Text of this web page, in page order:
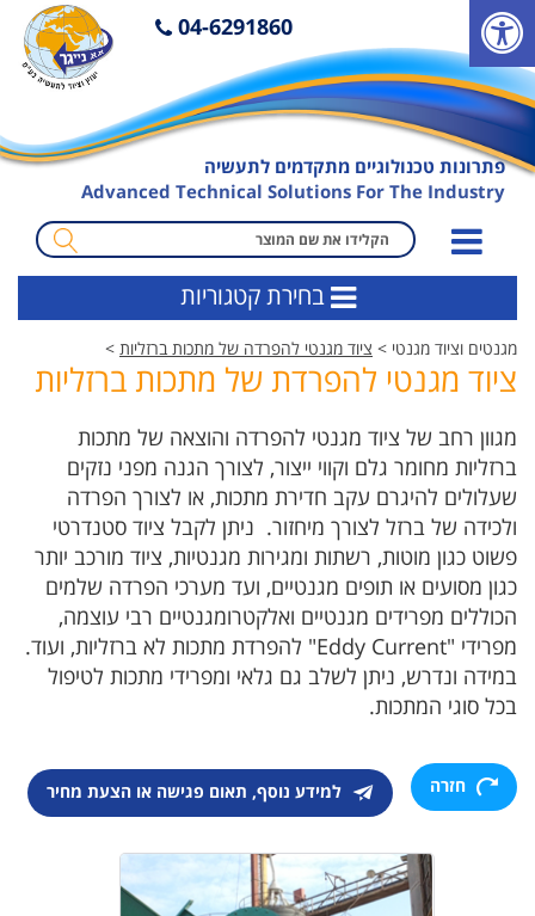
04-6291860
פתרונות טכנולוגיים מתקדמים לתעשיה
Advanced Technical Solutions For The Industry
מ
ח
ח
בחירת קטגוריות
מגנטים וציוד מגנטי > ציוד מגנטי להפרדה של מתכות ברזליות >
ציוד מגנטי להפרדת של מתכות ברזליות
מגוון רחב של ציוד מגנטי להפרדה והוצאה של מתכות
ברזליות מחומר גלם וקווי ייצור, לצורך הגנה מפני נזקים
שעלולים להיגרם עקב חדירת מתכות, או לצורך הפרדה
ולכידה של ברזל לצורך מיחזור. ניתן לקבל ציוד סטנדרטי
פשוט כגון מוטות, רשתות ומגירות מגנטיות, ציוד מורכב יותר
כגון מסועים או תופים מגנטיים, ועד מערכי הפרדה שלמים
הכוללים מפרידים מגנטיים ואלקטרומגנטיים רבי עוצמה,
מפרידי "Eddy Current" להפרדת מתכות לא ברזליות, ועוד.
במידה ונדרש, ניתן לשלב גם גלאי ומפרידי מתכות לטיפול
בכל סוגי המתכות.
חזרה למידע נוסף, תאום פגישה או הצעת מחיר
פ
ת
י
ח
ס
ג
ש
ת